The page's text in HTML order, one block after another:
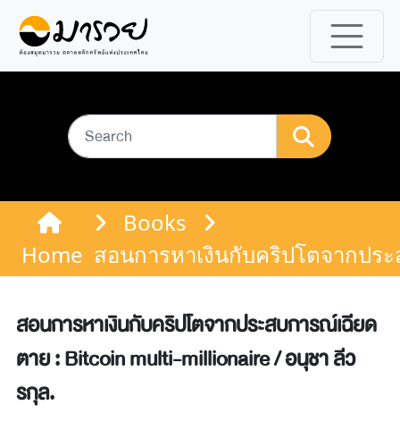
Home
Books
สอนการหาเงินกับคริปโตจากป
สอนการหาเงินกับคริปโตจากประสบการณ์เฉียด
ตาย : Bitcoin multi-millionaire / อนุชา ลีว
รกุล.